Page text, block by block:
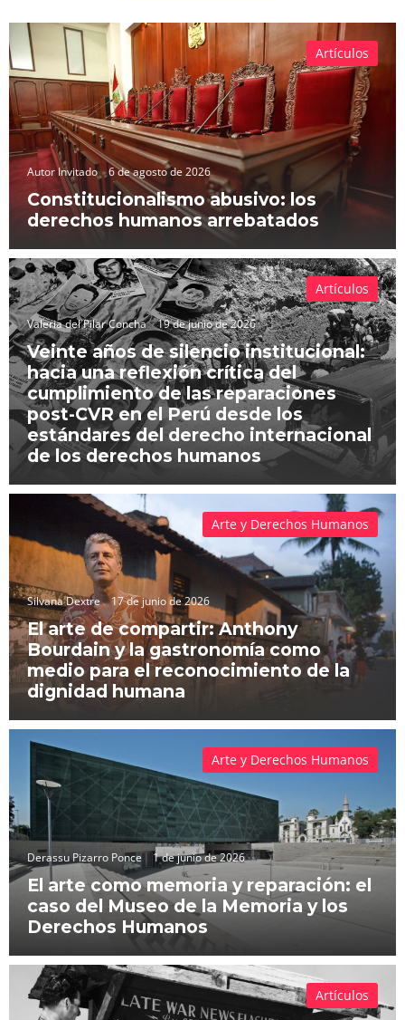
Autor Invitado 6 de agosto de 2026
Constitucionalismo abusivo: los
derechos humanos arrebatados
Artículos
Valeria del Pilar Concha 19 de junio de 2026
Veinte años de silencio institucional:
hacia una reflexión crítica del
cumplimiento de las reparaciones
post-CVR en el Perú desde los
estándares del derecho internacional
de los derechos humanos
Artículos
Silvana Dextre 17 de junio de 2026
El arte de compartir: Anthony
Bourdain y la gastronomía como
medio para el reconocimiento de la
dignidad humana
Arte y Derechos Humanos
Derassu Pizarro Ponce 1 de junio de 2026
El arte como memoria y reparación: el
caso del Museo de la Memoria y los
Derechos Humanos
Arte y Derechos Humanos
Artículos